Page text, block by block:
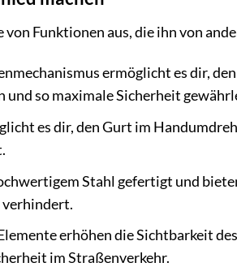
Funktionen aus, die ihn von
ermöglicht es dir,
und so maximale Sicherheit
es dir, den Gurt im
Stahl gefertigt und
verhindert.
erhöhen die Sichtbarkeit
im Straßenverkehr.